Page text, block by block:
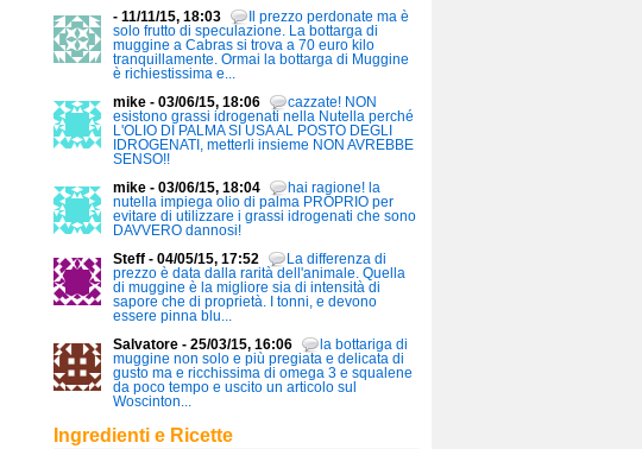
- 11/11/15, 18:03
Il prezzo perdonate ma è
solo frutto di speculazione. La bottarga di
muggine a Cabras si trova a 70 euro kilo
tranquillamente. Ormai la bottarga di Muggine
è richiestissima e...
mike - 03/06/15, 18:06
cazzate! NON
esistono grassi idrogenati nella Nutella perché
L'OLIO DI PALMA SI USA AL POSTO DEGLI
IDROGENATI, metterli insieme NON AVREBBE
SENSO!!
mike - 03/06/15, 18:04
hai ragione! la
nutella impiega olio di palma PROPRIO per
evitare di utilizzare i grassi idrogenati che sono
DAVVERO dannosi!
Steff - 04/05/15, 17:52
La differenza di
prezzo è data dalla rarità dell'animale. Quella
di muggine è la migliore sia di intensità di
sapore che di proprietà. I tonni, e devono
essere pinna blu...
Salvatore - 25/03/15, 16:06
la bottariga di
muggine non solo e più pregiata e delicata di
gusto ma e ricchissima di omega 3 e squalene
da poco tempo e uscito un articolo sul
Woscinton...
Ingredienti e Ricette